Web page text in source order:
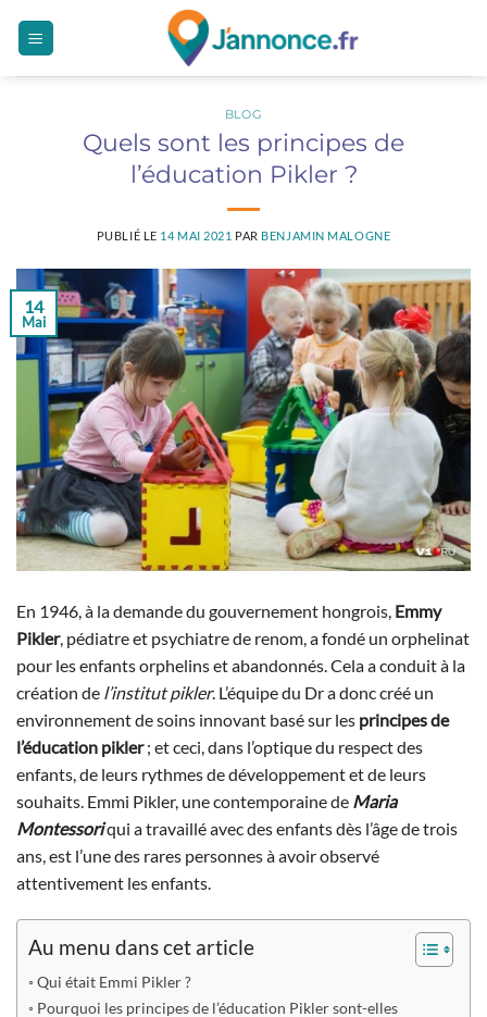
BLOG
Quels sont les principes de
l’éducation Pikler ?
PUBLIÉ LE 14 MAI 2021 PAR BENJAMIN MALOGNE
14
Mai
En 1946, à la demande du gouvernement hongrois, Emmy
Pikler, pédiatre et psychiatre de renom, a fondé un orphelinat
pour les enfants orphelins et abandonnés. Cela a conduit à la
création de l’institut pikler. L’équipe du Dr a donc créé un
environnement de soins innovant basé sur les principes de
l’éducation pikler; et ceci, dans l’optique du respect des
enfants, de leurs rythmes de développement et de leurs
souhaits. Emmi Pikler, une contemporaine de Maria
Montessoriqui a travaillé avec des enfants dès l’âge de trois
ans, est l’une des rares personnes à avoir observé
attentivement les enfants.
Au menu dans cet article
Qui était Emmi Pikler ?
Pourquoi les principes de l’éducation Pikler sont-elles